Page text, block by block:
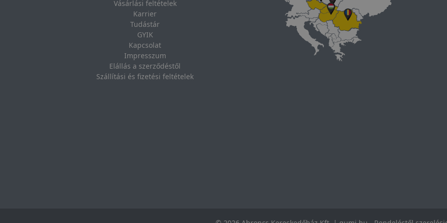
Vásárlási feltételek
Karrier
Tudástár
GYIK
Kapcsolat
Impresszum
Elállás a szerződéstől
Szállítási és fizetési feltételek